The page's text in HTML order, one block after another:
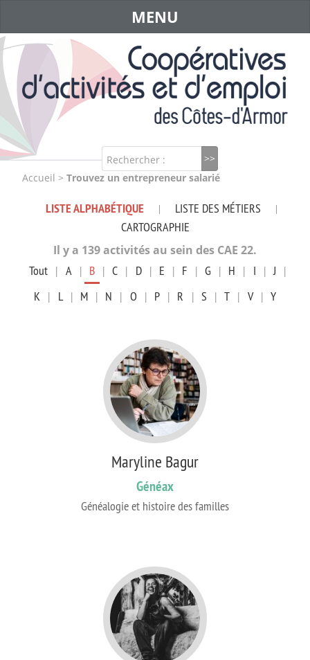
Rechercher :
MENU
Accueil > Trouvez un entrepreneur salarié
LISTE ALPHABÉTIQUE | LISTE DES MÉTIERS |
CARTOGRAPHIE
Il y a 139 activités au sein des CAE 22.
Tout | A | B | C | D | E | F | G | H | I | J |
K | L | M | N | O | P | R | S | T | V | Y
Maryline Bagur
Généax
Généalogie et histoire des familles